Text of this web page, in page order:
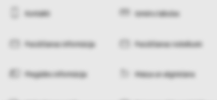
Kontakti Izmēru tabulas
Pasūtīšanas informācija Pasūtīšanas noteikumi
Piegādes informācija Maiņa un atgriešana